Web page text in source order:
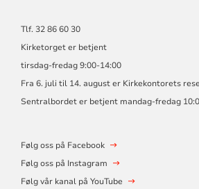
Tlf. 32 86 60 30
Kirketorget er betjent
tirsdag-fredag 9:00-14:00
Fra 6. juli til 14. august er Kirkekontorets
Sentralbordet er betjent mandag-fredag
Følg oss på Facebook
Følg oss på Instagram
Følg vår kanal på YouTube